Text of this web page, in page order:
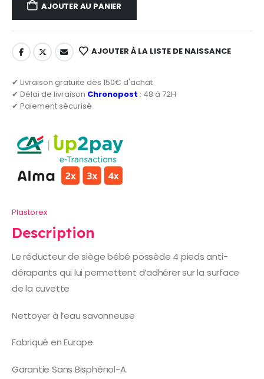
AJOUTER AU PANIER
AJOUTER À LA LISTE DE NAISSANCE
✔ Livraison gratuite dès 150€ d'achat
✔ Délai de livraison Chronopost : 48 à 72H
✔ Paiement sécurisé
Plastorex
Description
Le réducteur de siège bébé possède 4 pieds anti-
dérapants qui lui permettent d’adhérer sur la surface
de la cuvette
Nettoyer à l’eau savonneuse
Fabriqué en Europe
Garantie Sans Bisphénol-A